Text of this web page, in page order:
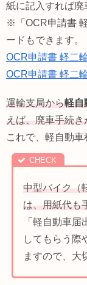
紙に記入すれば廃
※「OCR申請書
ードもできます。
OCR申請書 軽二
OCR申請書 軽二
運輸支局から軽自
えば、廃車手続
これで、軽自動車
中型バイク（
は、用紙代も
「軽自動車
してもらう際
ますので、大